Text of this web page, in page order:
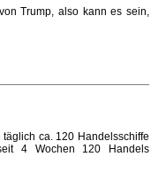
Trump, also kann es sein,
ca. 120 Handelsschiffe
4 Wochen 120 Handels